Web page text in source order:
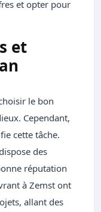
et opter pour
et
le bon
Cependant,
cette tâche.
des
réputation
à Zemst ont
allant des